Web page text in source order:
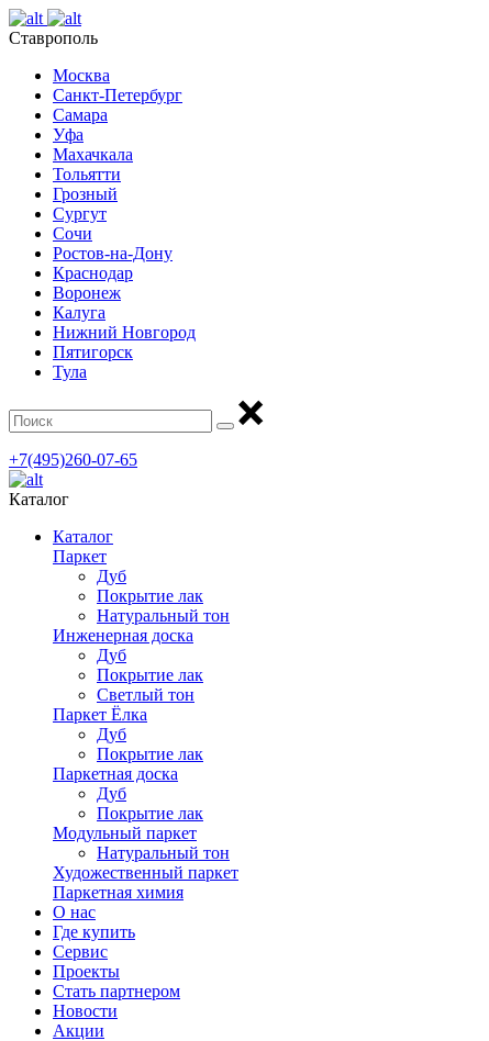
Ставрополь
Москва
Санкт-Петербург
Самара
Уфа
Махачкала
Тольятти
Грозный
Сургут
Сочи
Ростов-на-Дону
Краснодар
Воронеж
Калуга
Нижний Новгород
Пятигорск
Тула
+7(495)260-07-65
Каталог
Каталог
Паркет
Дуб
Покрытие лак
Натуральный тон
Инженерная доска
Дуб
Покрытие лак
Светлый тон
Паркет Ёлка
Дуб
Покрытие лак
Паркетная доска
Дуб
Покрытие лак
Модульный паркет
Натуральный тон
Художественный паркет
Паркетная химия
О нас
Где купить
Сервис
Проекты
Стать партнером
Новости
Акции